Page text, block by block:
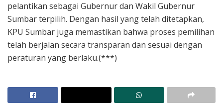
pelantikan sebagai Gubernur dan Wakil Gubernur
Sumbar terpilih. Dengan hasil yang telah ditetapkan,
KPU Sumbar juga memastikan bahwa proses pemilihan
telah berjalan secara transparan dan sesuai dengan
peraturan yang berlaku.(***)